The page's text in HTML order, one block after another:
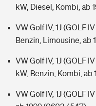
kW, Diesel, Kombi, ab
VW Golf IV, 1J (GOLF
Benzin, Limousine, ab
VW Golf IV, 1J (GOLF
kW, Benzin, Kombi, ab
VW Golf IV, 1J (GOLF